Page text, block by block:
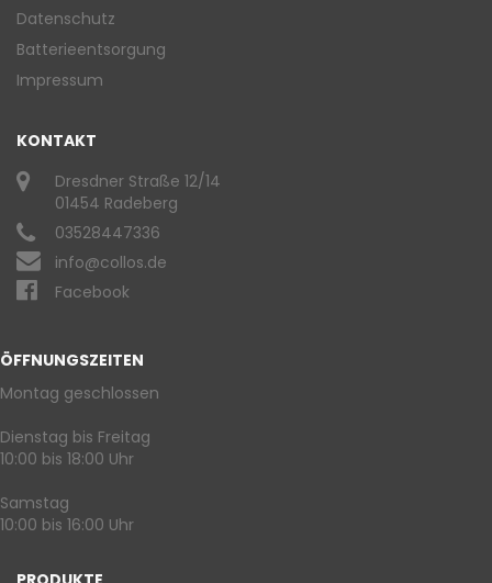
Datenschutz
Batterieentsorgung
Impressum
KONTAKT
Dresdner Straße 12/14
01454 Radeberg
03528447336
info@collos.de
Facebook
ÖFFNUNGSZEITEN
Montag geschlossen
Dienstag bis Freitag
10:00 bis 18:00 Uhr
Samstag
10:00 bis 16:00 Uhr